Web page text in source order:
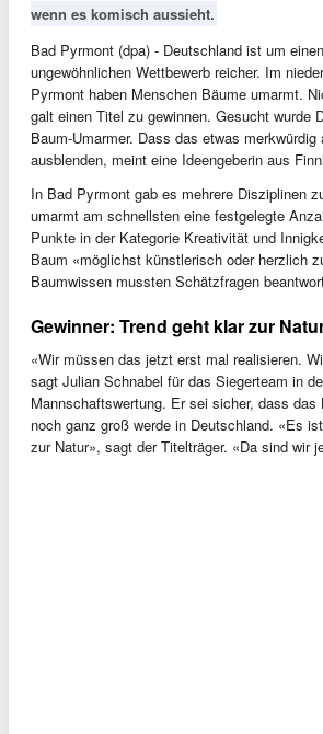
wenn es komisch aussieht.
Bad Pyrmont (dpa) - Deutschland ist um
ungewöhnlichen Wettbewerb reicher. Im
Pyrmont haben Menschen Bäume umarmt.
galt einen Titel zu gewinnen. Gesucht wurde
Baum-Umarmer. Dass das etwas
ausblenden, meint eine Ideengeberin aus
In Bad Pyrmont gab es mehrere Disziplinen
umarmt am schnellsten eine festgelegte
Punkte in der Kategorie Kreativität und
Baum «möglichst künstlerisch oder herzlich
Baumwissen mussten Schätzfragen
Gewinner: Trend geht klar zur
«Wir müssen das jetzt erst mal realisieren.
sagt Julian Schnabel für das Siegerteam in
Mannschaftswertung. Er sei sicher, dass das
noch ganz groß werde in Deutschland. «Es
zur Natur», sagt der Titelträger. «Da sind wir